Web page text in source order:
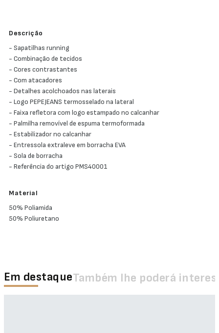
Descrição
- Sapatilhas running
- Combinação de tecidos
- Cores contrastantes
- Com atacadores
- Detalhes acolchoados nas laterais
- Logo PEPEJEANS termosselado na lateral
- Faixa refletora com logo estampado no calcanhar
- Palmilha removível de espuma termoformada
- Estabilizador no calcanhar
- Entressola extraleve em borracha EVA
- Sola de borracha
- Referência do artigo PMS40001
Material
50% Poliamida
50% Poliuretano
Em destaqueTambém lhe poderá